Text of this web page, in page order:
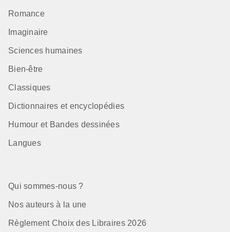
Romance
Imaginaire
Sciences humaines
Bien-être
Classiques
Dictionnaires et encyclopédies
Humour et Bandes dessinées
Langues
Qui sommes-nous ?
Nos auteurs à la une
Règlement Choix des Libraires 2026